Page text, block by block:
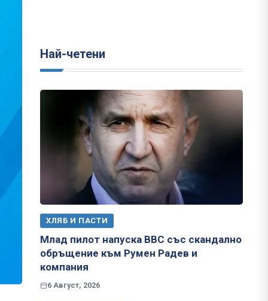
Най-четени
ХЛЯБ И ПАСТИ
Млад пилот напуска ВВС със скандално
обръщение към Румен Радев и
компания
6 Август, 2026